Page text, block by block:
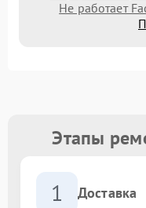
Не работает
Этапы
1 Доставка